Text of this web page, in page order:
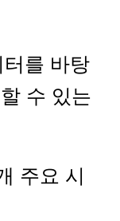
를 바탕
수 있는
주요 시